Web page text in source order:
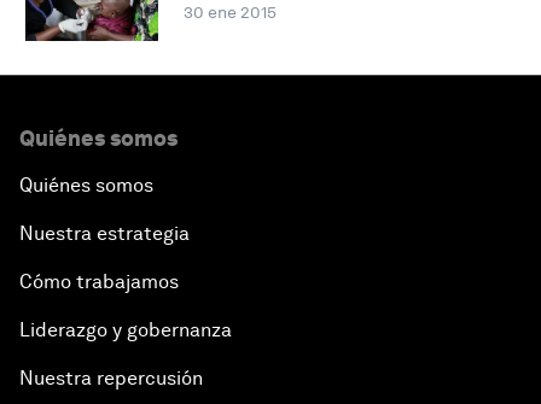
30 ene 2015
Quiénes somos
Quiénes somos
Nuestra estrategia
Cómo trabajamos
Liderazgo y gobernanza
Nuestra repercusión